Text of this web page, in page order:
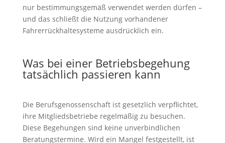
nur bestimmungsgemäß verwendet werden dürfen –
und das schließt die Nutzung vorhandener
Fahrerrückhaltesysteme ausdrücklich ein.
Was bei einer Betriebsbegehung
tatsächlich passieren kann
Die Berufsgenossenschaft ist gesetzlich verpflichtet,
ihre Mitgliedsbetriebe regelmäßig zu besuchen.
Diese Begehungen sind keine unverbindlichen
Beratungstermine. Wird ein Mangel festgestellt, ist